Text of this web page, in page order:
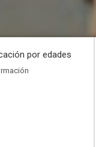
por edades